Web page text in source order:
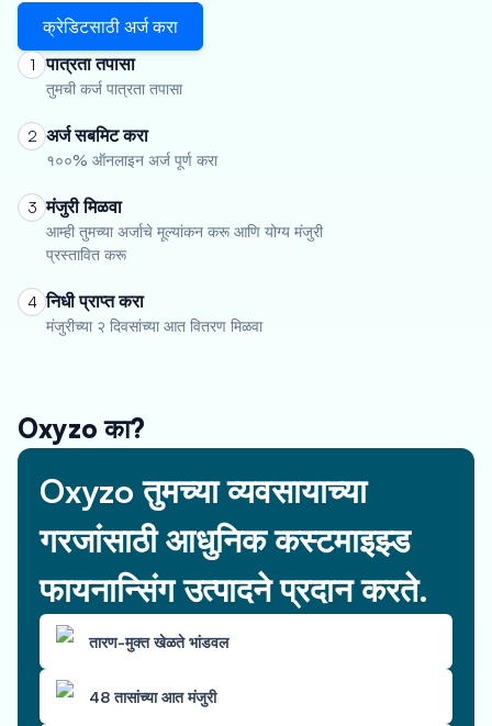
क्रेडिटसाठी अर्ज करा
1 पात्रता तपासा
तुमची कर्ज पात्रता तपासा
2 अर्ज सबमिट करा
१००% ऑनलाइन अर्ज पूर्ण करा
3 मंजुरी मिळवा
आम्ही तुमच्या अर्जाचे मूल्यांकन करू आणि योग्य मंजुरी
प्रस्तावित करू
4 निधी प्राप्त करा
मंजुरीच्या २ दिवसांच्या आत वितरण मिळवा
Oxyzo का?
Oxyzo तुमच्या व्यवसायाच्या
गरजांसाठी आधुनिक कस्टमाइझ्ड
फायनान्सिंग उत्पादने प्रदान करते.
तारण-मुक्त खेळते भांडवल
48 तासांच्या आत मंजुरी